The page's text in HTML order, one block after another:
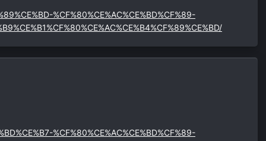
%CF%80%CE%AC%CE%BD%CF%89-
%CF%80%CE%AC%CE%BD%CF%89-